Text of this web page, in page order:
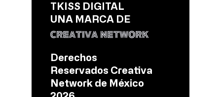
TKISS DIGITAL
UNA MARCA DE
Derechos
Reservados Creativa
Network de México